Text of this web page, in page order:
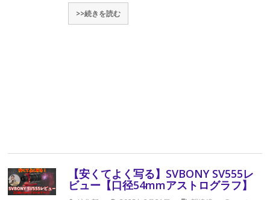
>>続きを読む
【安くてよく写る】SVBONY SV555レ
ビュー【口径54mmアストログラフ】